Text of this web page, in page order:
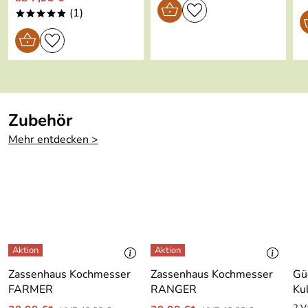
***** (1)
Zubehör
Mehr entdecken >
Zassenhaus Kochmesser
FARMER
Zassenhaus Kochmesser
RANGER